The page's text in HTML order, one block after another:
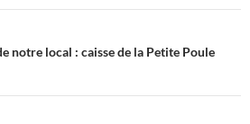
notre local : caisse de la Petite Poule